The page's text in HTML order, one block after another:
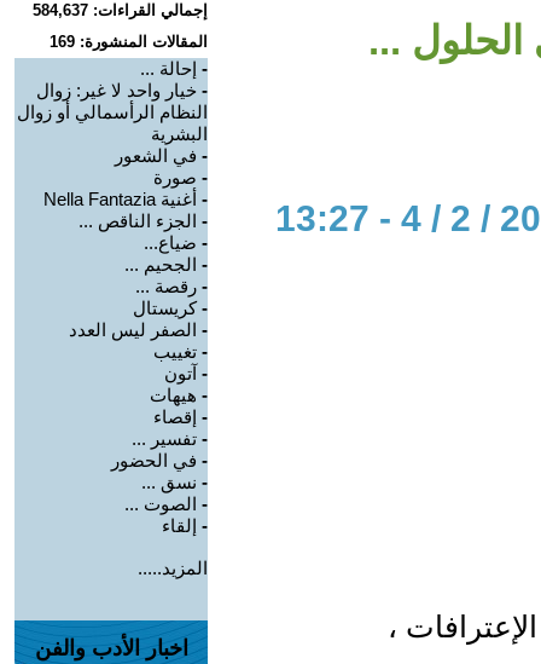
...
،
إجمالي القراءات: 584,637
المقالات المنشورة: 169
- إحالة ...
- خيار واحد لا غير: زوال
النظام الرأسمالي أو زوال
البشرية
- في الشعور
- صورة
- أغنية Nella Fantazia
- الجزء الناقص ...
- ضياع...
- الجحيم ...
- رقصة ...
-كريستال
- الصفر ليس العدد
- تغييب
- آتون
- هيهات
- إقصاء
- تفسير ...
- في الحضور
- نسق ...
- الصوت ...
- إلقاء
المزيد.....
اخبار الأدب والفن